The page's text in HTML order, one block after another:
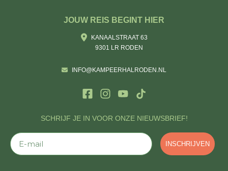
SCHRIJF JE IN VOOR ONZE NIEUWSBRIEF!
E-mail
INSCHRIJVEN
JOUW REIS BEGINT HIER
KANAALSTRAAT 63
9301 LR RODEN
INFO@KAMPEERHALRODEN.NL